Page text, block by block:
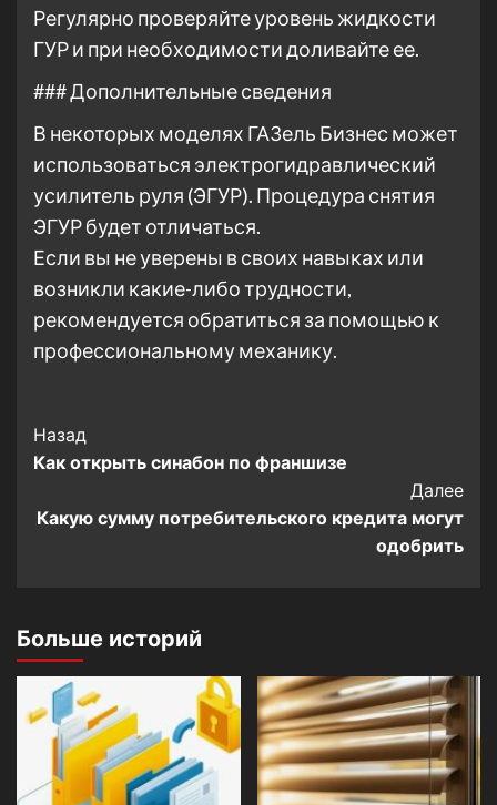
Регулярно проверяйте уровень жидкости
ГУР и при необходимости доливайте ее.
### Дополнительные сведения
В некоторых моделях ГАЗель Бизнес может
использоваться электрогидравлический
усилитель руля (ЭГУР). Процедура снятия
ЭГУР будет отличаться.
Если вы не уверены в своих навыках или
возникли какие-либо трудности,
рекомендуется обратиться за помощью к
профессиональному механику.
Post
Navigation
Назад
Как открыть синабон по франшизе
Далее
Какую сумму потребительского кредита могут
одобрить
Больше историй